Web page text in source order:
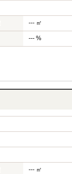
--- ㎡
--- %
--- ㎡